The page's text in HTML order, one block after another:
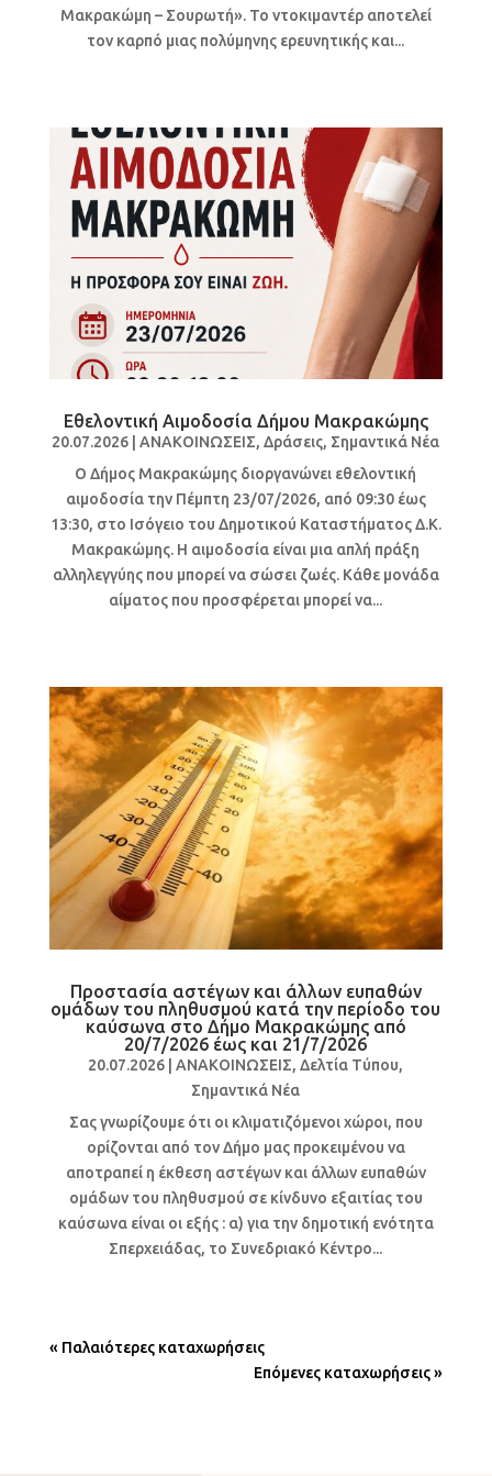
Μακρακώμη – Σουρωτή». Το ντοκιμαντέρ αποτελεί
τον καρπό μιας πολύμηνης ερευνητικής και...
Εθελοντική Αιμοδοσία Δήμου Μακρακώμης
20.07.2026 |ΑΝΑΚΟΙΝΩΣΕΙΣ,Δράσεις, Σημαντικά Νέα
Ο Δήμος Μακρακώμης διοργανώνει εθελοντική
αιμοδοσία την Πέμπτη 23/07/2026, από 09:30 έως
13:30, στο Ισόγειο του Δημοτικού Καταστήματος Δ.Κ.
Μακρακώμης. Η αιμοδοσία είναι μια απλή πράξη
αλληλεγγύης που μπορεί να σώσει ζωές. Κάθε μονάδα
αίματος που προσφέρεται μπορεί να...
Προστασία αστέγων και άλλων ευπαθών
ομάδων του πληθυσμού κατά την περίοδο του
καύσωνα στο Δήμο Μακρακώμης από
20/7/2026 έως και 21/7/2026
20.07.2026 |ΑΝΑΚΟΙΝΩΣΕΙΣ,Δελτία Τύπου,
Σημαντικά Νέα
Σας γνωρίζουμε ότι οι κλιματιζόμενοι χώροι, που
ορίζονται από τον Δήμο μας προκειμένου να
αποτραπεί η έκθεση αστέγων και άλλων ευπαθών
ομάδων του πληθυσμού σε κίνδυνο εξαιτίας του
καύσωνα είναι οι εξής : α) για την δημοτική ενότητα
Σπερχειάδας, το Συνεδριακό Κέντρο...
« Παλαιότερες καταχωρήσεις
Επόμενες καταχωρήσεις »